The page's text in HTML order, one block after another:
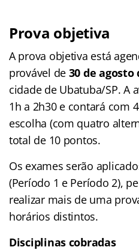
Prova objetiva
A prova objetiva está
provável de 30 de agosto
cidade de Ubatuba/SP. A
1h a 2h30 e contará com
escolha (com quatro
total de 10 pontos.
Os exames serão
(Período 1 e Período 2),
realizar mais de uma
horários distintos.
Disciplinas cobradas